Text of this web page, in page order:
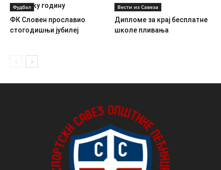
школску годину
Фудбал
ФК Словен прославио
стогодишњи јубилеј
Вести из Савеза
Дипломе за крај бесплатне
школе пливања